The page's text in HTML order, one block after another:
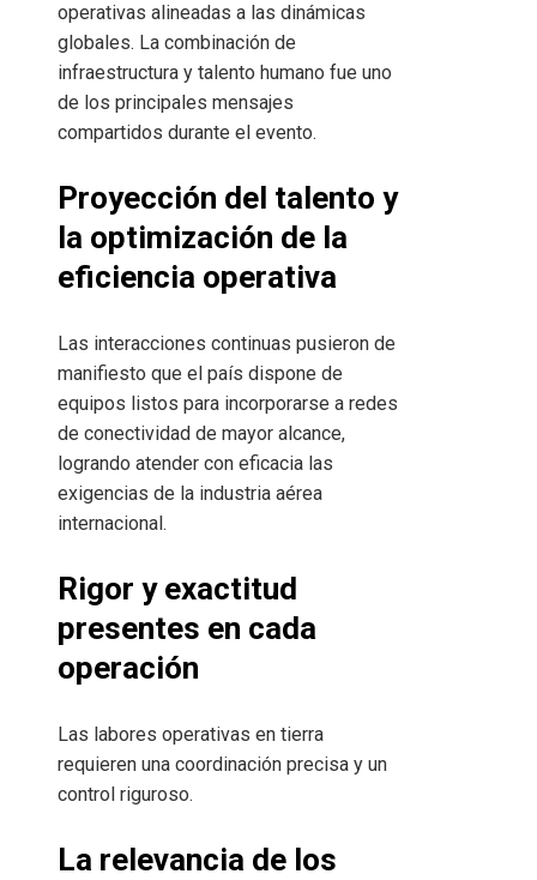
operativas alineadas a las dinámicas
globales. La combinación de
infraestructura y talento humano fue uno
de los principales mensajes
compartidos durante el evento.
Proyección del talento y
la optimización de la
eficiencia operativa
Las interacciones continuas pusieron de
manifiesto que el país dispone de
equipos listos para incorporarse a redes
de conectividad de mayor alcance,
logrando atender con eficacia las
exigencias de la industria aérea
internacional.
Rigor y exactitud
presentes en cada
operación
Las labores operativas en tierra
requieren una coordinación precisa y un
control riguroso.
La relevancia de los